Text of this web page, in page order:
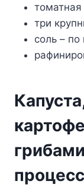
томатная
три
соль – по